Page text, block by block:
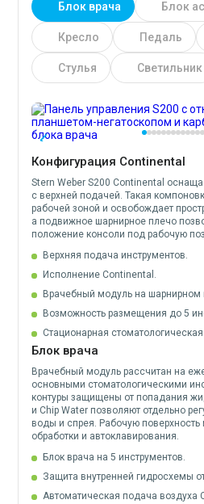
Блок врача Блок
Кресло Педаль
Стулья Светильник
Конфигурация Continental
Stern Weber S200 Continental
с верхней подачей. Такая
рабочей зоной и освобождает
а подвижное шарнирное плечо
положение консоли под рабочую
Верхняя подача инструментов.
Исполнение Continental.
Врачебный модуль на шарнирном
Возможность размещения до 5
Стационарная
Блок врача
Врачебный модуль рассчитан на
основными стоматологическими
контуры защищены от попадания
и Chip Water позволяют отдельно
воды и спрея. Рабочую
обработки и автоклавирования.
Блок врача на 5 инструментов.
Защита внутренней гидросхемы
Автоматическая подача воздуха